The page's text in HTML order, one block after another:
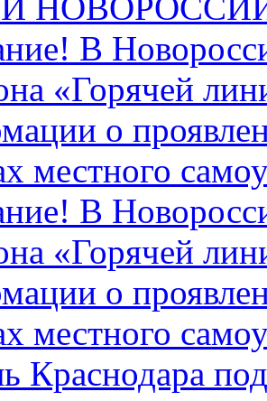
В
«Горячей
о
местного
В
«Горячей
о
местного
Краснодара